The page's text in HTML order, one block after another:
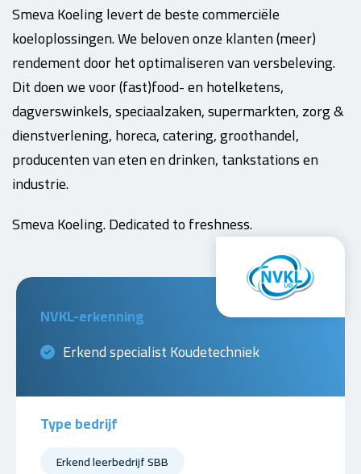
Smeva Koeling levert de beste commerciële
koeloplossingen. We beloven onze klanten (meer)
rendement door het optimaliseren van versbeleving.
Dit doen we voor (fast)food- en hotelketens,
dagverswinkels, speciaalzaken, supermarkten, zorg &
dienstverlening, horeca, catering, groothandel,
producenten van eten en drinken, tankstations en
industrie.
Smeva Koeling. Dedicated to freshness.
NVKL-erkenning
Erkend specialist Koudetechniek
Type bedrijf
Erkend leerbedrijf SBB